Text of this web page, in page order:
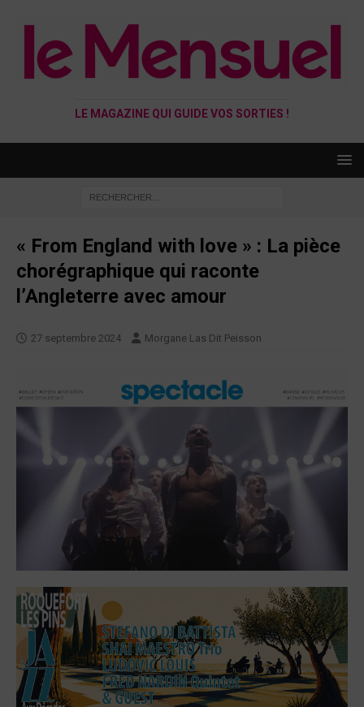
LE MAGAZINE QUI GUIDE VOS SORTIES !
« From England with love » : La pièce
chorégraphique qui raconte
l’Angleterre avec amour
27 septembre 2024 Morgane Las Dit Peisson